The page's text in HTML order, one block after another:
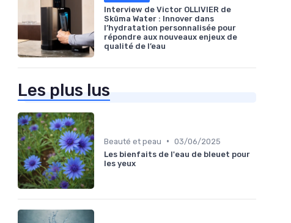
Interview de Victor OLLIVIER de
Sküma Water : Innover dans
l’hydratation personnalisée pour
répondre aux nouveaux enjeux de
qualité de l’eau
Les plus lus
Beauté et peau • 03/06/2025
Les bienfaits de l'eau de bleuet pour
les yeux